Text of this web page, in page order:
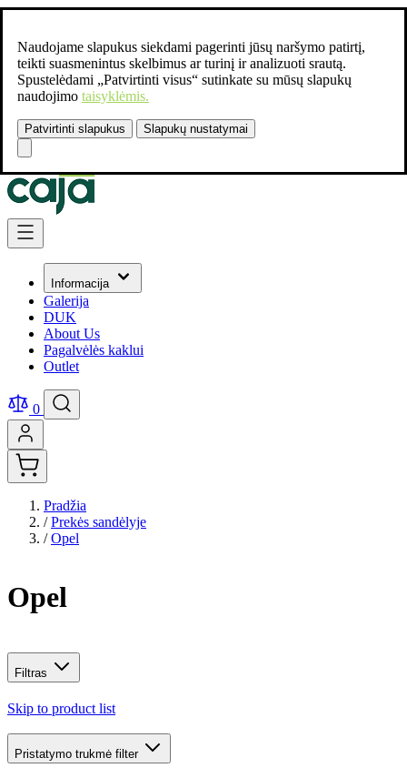
Naudojame slapukus siekdami pagerinti jūsų naršymo patirtį,
teikti suasmenintus skelbimus ar turinį ir analizuoti srautą.
Spustelėdami „Patvirtinti visus“ sutinkate su mūsų slapukų
naudojimo taisyklėmis.
Patvirtinti slapukus Slapukų nustatymai
Susisiekite:
Skip to Content
Informacija
Galerija
DUK
About Us
Pagalvėlės kaklui
Outlet
0
Pradžia
/ Prekės sandėlyje
/ Opel
Opel
Filtras
Skip to product list
Pristatymo trukmė filter